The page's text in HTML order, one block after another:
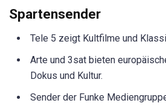
Spartensender
Tele 5 zeigt Kultfilme und
Arte und 3sat bieten
Dokus und Kultur.
Sender der Funke